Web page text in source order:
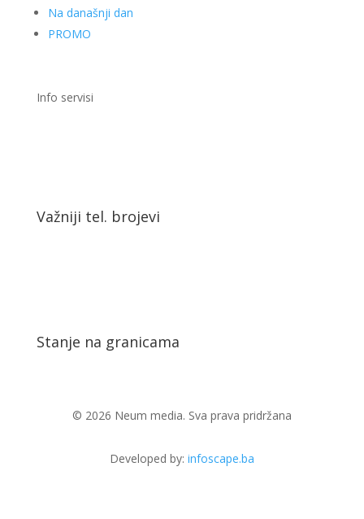
Na današnji dan
PROMO
Info servisi
Važniji tel. brojevi
Stanje na granicama
© 2026 Neum media. Sva prava pridržana
Developed by: infoscape.ba